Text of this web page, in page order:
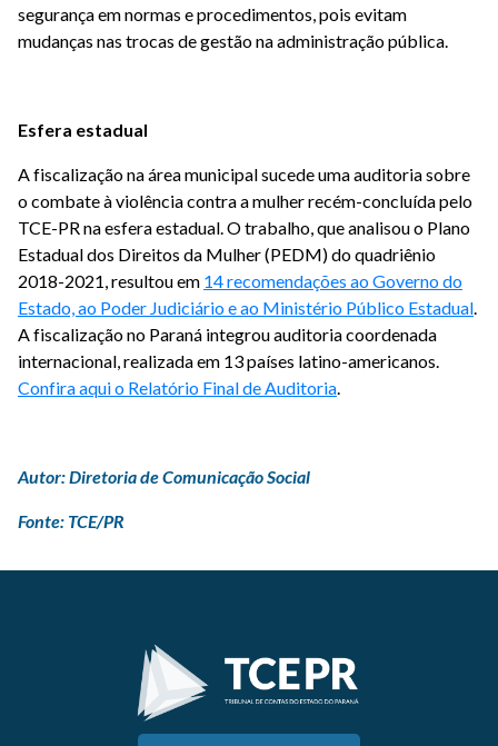
segurança em normas e procedimentos, pois evitam
mudanças nas trocas de gestão na administração pública.
Esfera estadual
A fiscalização na área municipal sucede uma auditoria sobre
o combate à violência contra a mulher recém-concluída pelo
TCE-PR na esfera estadual. O trabalho, que analisou o Plano
Estadual dos Direitos da Mulher (PEDM) do quadriênio
2018-2021, resultou em 14 recomendações ao Governo do
Estado, ao Poder Judiciário e ao Ministério Público Estadual.
A fiscalização no Paraná integrou auditoria coordenada
internacional, realizada em 13 países latino-americanos.
Confira aqui o Relatório Final de Auditoria.
Autor: Diretoria de Comunicação Social
Fonte: TCE/PR